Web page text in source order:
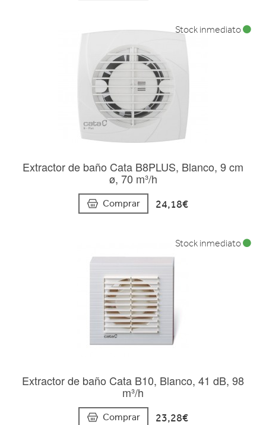
Extractor de baño Cata B8PLUS, Blanco, 9 cm
ø, 70 m³/h
Comprar 24,18€
Stock inmediato
Extractor de baño Cata B10, Blanco, 41 dB, 98
m³/h
Comprar 23,28€
Stock inmediato